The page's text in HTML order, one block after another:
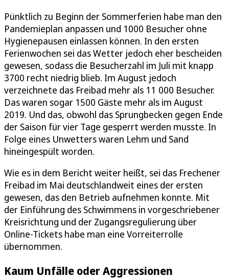
Pünktlich zu Beginn der Sommerferien habe man den
Pandemieplan anpassen und 1000 Besucher ohne
Hygienepausen einlassen können. In den ersten
Ferienwochen sei das Wetter jedoch eher bescheiden
gewesen, sodass die Besucherzahl im Juli mit knapp
3700 recht niedrig blieb. Im August jedoch
verzeichnete das Freibad mehr als 11 000 Besucher.
Das waren sogar 1500 Gäste mehr als im August
2019. Und das, obwohl das Sprungbecken gegen Ende
der Saison für vier Tage gesperrt werden musste. In
Folge eines Unwetters waren Lehm und Sand
hineingespült worden.
Wie es in dem Bericht weiter heißt, sei das Frechener
Freibad im Mai deutschlandweit eines der ersten
gewesen, das den Betrieb aufnehmen konnte. Mit
der Einführung des Schwimmens in vorgeschriebener
Kreisrichtung und der Zugangsregulierung über
Online-Tickets habe man eine Vorreiterrolle
übernommen.
Kaum Unfälle oder Aggressionen